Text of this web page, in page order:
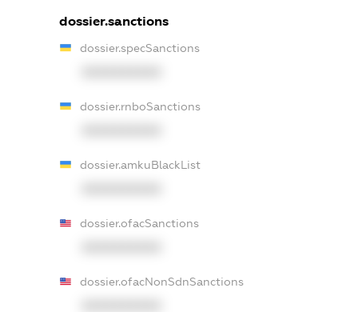
dossier.sanctions
dossier.specSanctions
dossier.rnboSanctions
dossier.amkuBlackList
dossier.ofacSanctions
dossier.ofacNonSdnSanctions